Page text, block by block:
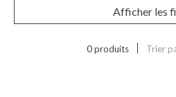
Afficher les
0 produits Trier